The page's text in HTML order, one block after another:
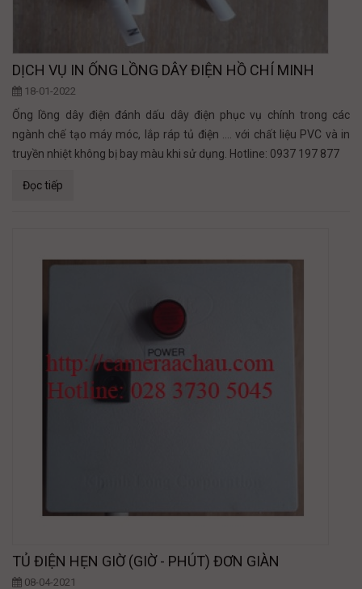
DỊCH VỤ IN ỐNG LỒNG DÂY ĐIỆN HỒ CHÍ MINH
18-01-2022
Ống lồng dây điện đánh dấu dây điện phục vụ chính trong các
ngành chế tạo máy móc, lắp ráp tủ điện .... với chất liệu PVC và in
truyền nhiệt không bị bay màu khi sử dụng. Hotline: 0937 197 877
Đọc tiếp
TỦ ĐIỆN HẸN GIỜ (GIỜ - PHÚT) ĐƠN GIÀN
08-04-2021